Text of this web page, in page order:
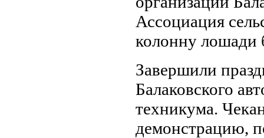
Ассоциация
колонну лошади
Завершили
Балаковского
техникума.
демонстрацию,